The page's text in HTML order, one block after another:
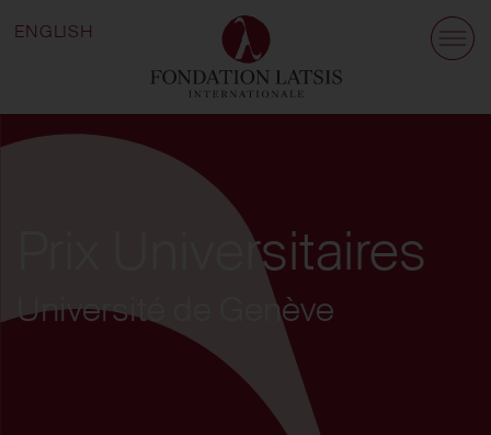
ENGLISH
Prix Universitaires
Université de Genève